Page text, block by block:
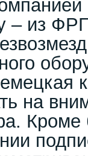
– из
на
Кроме